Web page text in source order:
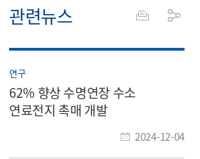
관련뉴스
연구
62％ 향상 수명연장 수소
연료전지 촉매 개발
2024-12-04